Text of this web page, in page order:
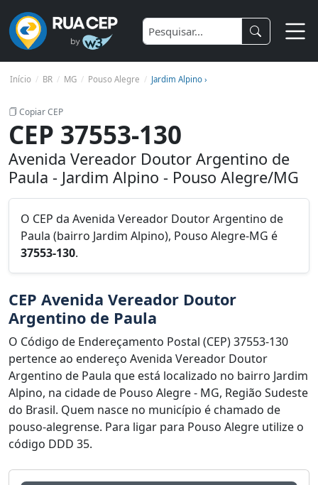
Início BR MG Pouso Alegre Jardim Alpino ›
Copiar CEP
CEP 37553-130
Avenida Vereador Doutor Argentino de
Paula - Jardim Alpino - Pouso Alegre/MG
O CEP da Avenida Vereador Doutor Argentino de
Paula (bairro Jardim Alpino), Pouso Alegre-MG é
37553-130.
CEP Avenida Vereador Doutor
Argentino de Paula
O Código de Endereçamento Postal (CEP) 37553-130
pertence ao endereço Avenida Vereador Doutor
Argentino de Paula que está localizado no bairro Jardim
Alpino, na cidade de Pouso Alegre - MG, Região Sudeste
do Brasil. Quem nasce no município é chamado de
pouso-alegrense. Para ligar para Pouso Alegre utilize o
código DDD 35.